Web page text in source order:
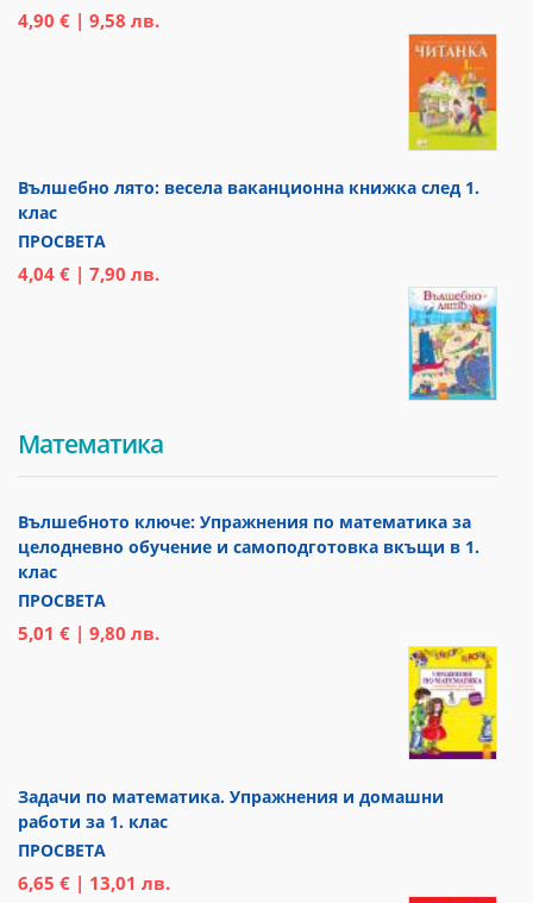
4,90 € | 9,58 лв.
Вълшебно лято: весела ваканционна книжка след 1.
клас
ПРОСВЕТА
4,04 € | 7,90 лв.
Математика
Вълшебното ключе: Упражнения по математика за
целодневно обучение и самоподготовка вкъщи в 1.
клас
ПРОСВЕТА
5,01 € | 9,80 лв.
Задачи по математика. Упражнения и домашни
работи за 1. клас
ПРОСВЕТА
6,65 € | 13,01 лв.